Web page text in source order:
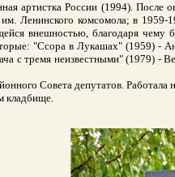
артистка России (1994). После
Ленинского комсомола; в
внешностью, благодаря
"Ссора в Лукашах" (1959)
с тремя неизвестными" (1979) -
Совета депутатов. Работала
кладбище.